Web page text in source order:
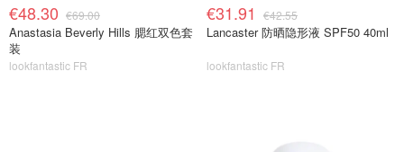
€48.30 €69.00
Anastasia Beverly Hills 腮红双色套
装
lookfantastic FR
€31.91 €42.55
Lancaster 防晒隐形液 SPF50 40ml
lookfantastic FR